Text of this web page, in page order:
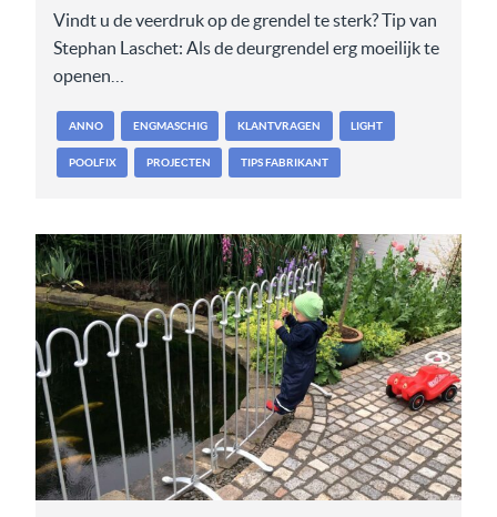
Vindt u de veerdruk op de grendel te sterk? Tip van
Stephan Laschet: Als de deurgrendel erg moeilijk te
openen…
ANNO ENGMASCHIG KLANTVRAGEN LIGHT
POOLFIX PROJECTEN TIPS FABRIKANT